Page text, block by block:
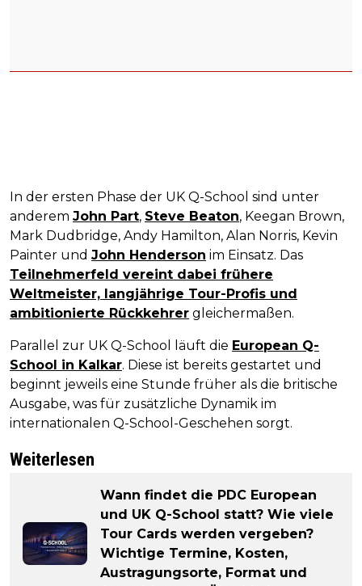
In der ersten Phase der UK Q-School sind unter
anderem John Part, Steve Beaton, Keegan Brown,
Mark Dudbridge, Andy Hamilton, Alan Norris, Kevin
Painter und John Henderson im Einsatz. Das
Teilnehmerfeld vereint dabei frühere
Weltmeister, langjährige Tour-Profis und
ambitionierte Rückkehrer gleichermaßen.
Parallel zur UK Q-School läuft die European Q-
School in Kalkar. Diese ist bereits gestartet und
beginnt jeweils eine Stunde früher als die britische
Ausgabe, was für zusätzliche Dynamik im
internationalen Q-School-Geschehen sorgt.
Weiterlesen
Wann findet die PDC European
und UK Q-School statt? Wie viele
Tour Cards werden vergeben?
Wichtige Termine, Kosten,
Austragungsorte, Format und